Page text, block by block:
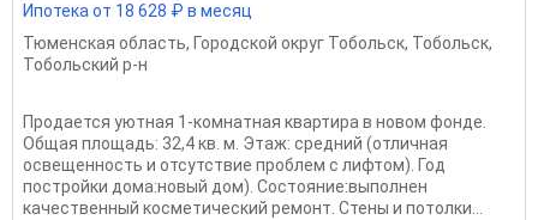
Ипотека от 18 628 ₽ в месяц
Тюменская область, Городской округ Тобольск, Тобольск,
Тобольский р-н
Продается уютная 1-комнатная квартира в новом фонде.
Общая площадь: 32,4 кв. м. Этаж: средний (отличная
освещенность и отсутствие проблем с лифтом). Год
постройки дома:новый дом). Состояние:выполнен
качественный косметический ремонт. Стены и потолки...